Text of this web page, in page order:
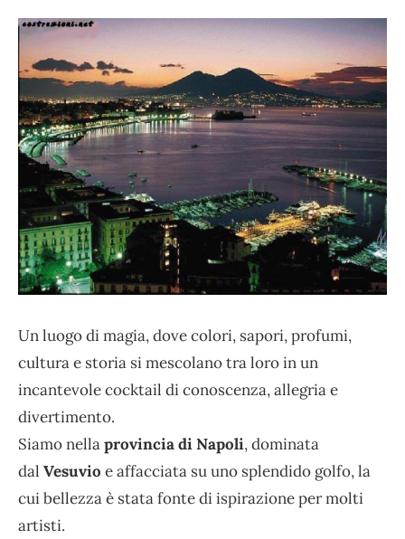
Un luogo di magia, dove colori, sapori, profumi,
cultura e storia si mescolano tra loro in un
incantevole cocktail di conoscenza, allegria e
divertimento.
Siamo nellaprovincia di Napoli, dominata
dal Vesuvio e affacciata su uno splendido golfo, la
cui bellezza è stata fonte di ispirazione per molti
artisti.